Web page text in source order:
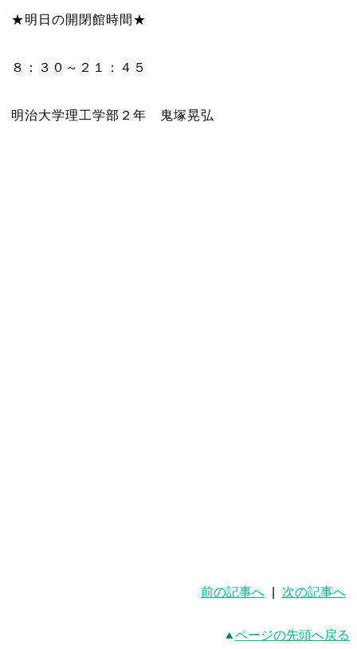
★明日の開閉館時間★
８：３０～２１：４５
明治大学理工学部２年 鬼塚晃弘
前の記事へ 次の記事へ
ページの先頭へ戻る